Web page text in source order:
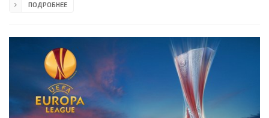
Франция), Гийом Дебар (Франция), Лоран Стьен (Франция).
Томаш Бжиски, Михал Кухарчик (Хенрик Оямаа, 72), Бартош
Берешиньски, Якуб Косецки, Элиу Пинту, Якуб
ПОДРОБНЕЕ